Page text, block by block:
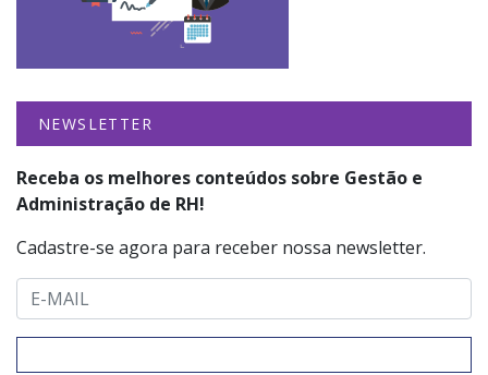
NEWSLETTER
Receba os melhores conteúdos sobre Gestão e
Administração de RH!
Cadastre-se agora para receber nossa newsletter.